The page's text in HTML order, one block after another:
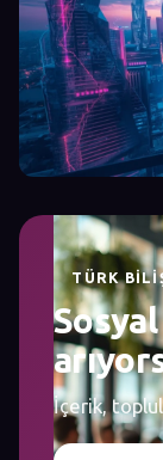
TÜRK
İçerik,